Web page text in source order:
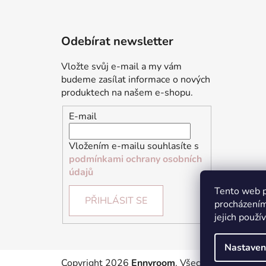
Tento web
jejich
Odebírat newsletter
Vložte svůj e-mail a my vám
budeme zasílat informace o nových
produktech na našem e-shopu.
E-mail
Vložením e-mailu souhlasíte s
podmínkami ochrany osobních
údajů
PŘIHLÁSIT SE
Copyright 2026 Ennyroom. Všechna práva